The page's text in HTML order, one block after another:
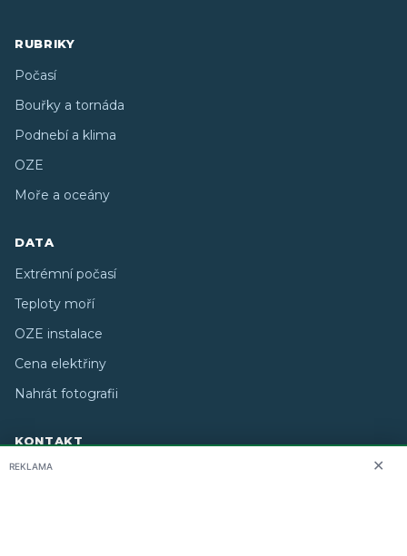
RUBRIKY
Počasí
Bouřky a tornáda
Podnebí a klima
OZE
Moře a oceány
DATA
Extrémní počasí
Teploty moří
OZE instalace
Cena elektřiny
Nahrát fotografii
KONTAKT
O nás
REKLAMA ✕